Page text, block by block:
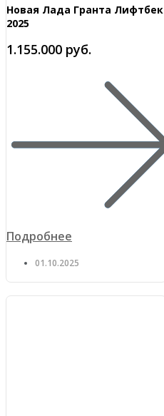
Новая Лада Гранта Лифтбек
2025
1.155.000 руб.
Подробнее
01.10.2025